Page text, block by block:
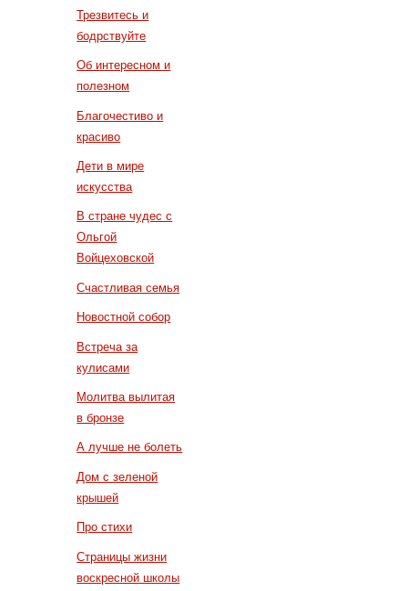
Трезвитесь и
бодрствуйте
Об интересном и
полезном
Благочестиво и
красиво
Дети в мире
искусства
В стране чудес с
Ольгой
Войцеховской
Счастливая семья
Новостной собор
Встреча за
кулисами
Молитва вылитая
в бронзе
А лучше не болеть
Дом с зеленой
крышей
Про стихи
Страницы жизни
воскресной школы